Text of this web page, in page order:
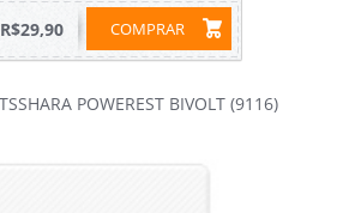
COMPRAR
R$29,90
POWEREST BIVOLT (9116)